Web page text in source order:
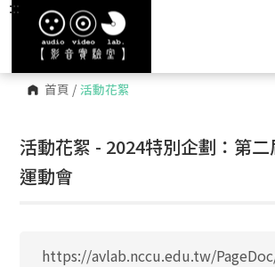
首頁 / 活動花絮
:::
活動花絮 - 2024特別企劃：第
運動會
https://avlab.nccu.edu.tw/